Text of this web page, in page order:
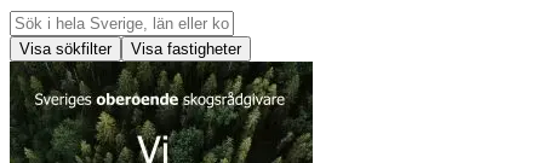
Visa sökfilter Visa fastigheter